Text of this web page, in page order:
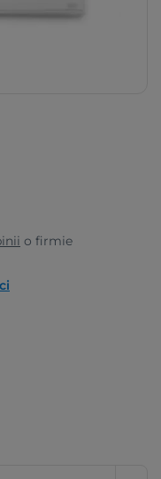
o firmie